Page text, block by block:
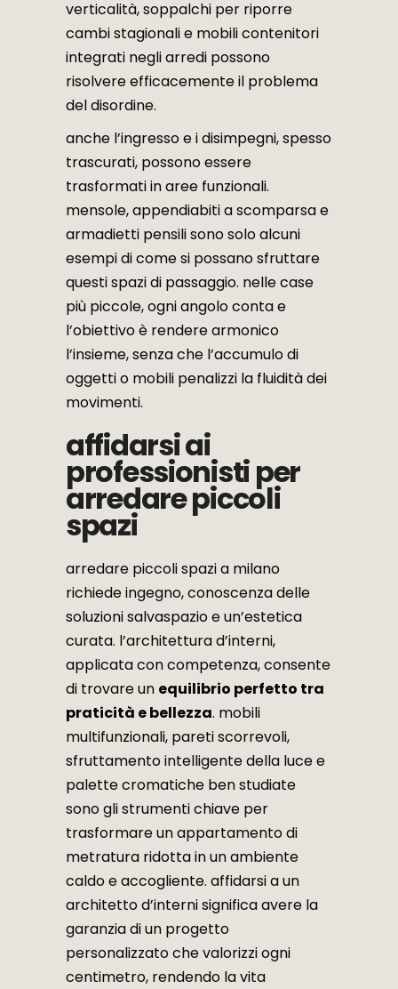
verticalità, soppalchi per riporre
cambi stagionali e mobili contenitori
integrati negli arredi possono
risolvere efficacemente il problema
del disordine.
anche l’ingresso e i disimpegni, spesso
trascurati, possono essere
trasformati in aree funzionali.
mensole, appendiabiti a scomparsa e
armadietti pensili sono solo alcuni
esempi di come si possano sfruttare
questi spazi di passaggio. nelle case
più piccole, ogni angolo conta e
l’obiettivo è rendere armonico
l’insieme, senza che l’accumulo di
oggetti o mobili penalizzi la fluidità dei
movimenti.
affidarsi ai
professionisti per
arredare piccoli
spazi
arredare piccoli spazi a milano
richiede ingegno, conoscenza delle
soluzioni salvaspazio e un’estetica
curata. l’architettura d’interni,
applicata con competenza, consente
di trovare un equilibrio perfetto tra
praticità e bellezza. mobili
multifunzionali, pareti scorrevoli,
sfruttamento intelligente della luce e
palette cromatiche ben studiate
sono gli strumenti chiave per
trasformare un appartamento di
metratura ridotta in un ambiente
caldo e accogliente. affidarsi a un
architetto d’interni significa avere la
garanzia di un progetto
personalizzato che valorizzi ogni
centimetro, rendendo la vita